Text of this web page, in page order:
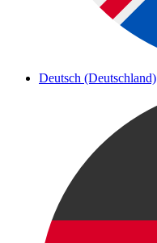
Deutsch (Deutschland)